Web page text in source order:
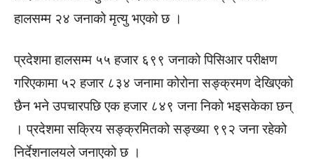
हालसम्म २४ जनाको मृत्यु भएको छ ।
प्रदेशमा हालसम्म ५५ हजार ६९९ जनाको पिसिआर परीक्षण
गरिएकामा ५२ हजार ८३४ जनामा कोरोना सङ्क्रमण देखिएको
छैन भने उपचारपछि एक हजार ८४९ जना निको भइसकेका छन्
। प्रदेशमा सक्रिय सङ्क्रमितको सङ्ख्या ९९२ जना रहेको
निर्देशनालयले जनाएको छ ।